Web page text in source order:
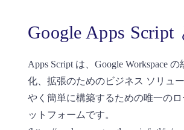
Google Apps Script
Apps Script は、Google Workspace
化、拡張のためのビジネス ソリュ
やく簡単に構築するための唯一の
ットフォームです。